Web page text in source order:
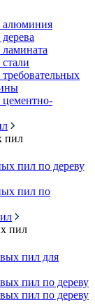
алюминия
пил
пил по дереву
пил по
пил
пил для
пил по дереву
пил по дереву